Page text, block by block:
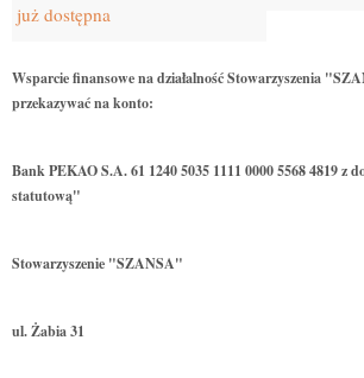
już dostępna
Wsparcie finansowe na działalność Stowarzyszenia
przekazywać na konto:
Bank PEKAO S.A. 61 1240 5035 1111 0000 5568 4819 z
statutową"
Stowarzyszenie "SZANSA"
ul. Żabia 31